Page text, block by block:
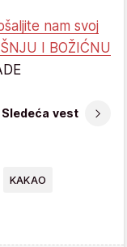
nam svoj
I BOŽIĆNU
Sledeća vest
KAKAO